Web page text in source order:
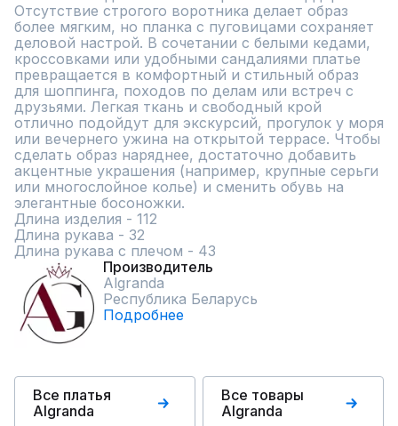
Отсутствие строгого воротника делает образ
более мягким, но планка с пуговицами сохраняет
деловой настрой. В сочетании с белыми кедами,
кроссовками или удобными сандалиями платье
превращается в комфортный и стильный образ
для шоппинга, походов по делам или встреч с
друзьями. Легкая ткань и свободный крой
отлично подойдут для экскурсий, прогулок у моря
или вечернего ужина на открытой террасе. Чтобы
сделать образ наряднее, достаточно добавить
акцентные украшения (например, крупные серьги
или многослойное колье) и сменить обувь на
элегантные босоножки.
Длина изделия - 112
Длина рукава - 32
Длина рукава с плечом - 43
Производитель
Algranda
Республика Беларусь
Подробнее
Все платья
Algranda
Все товары
Algranda